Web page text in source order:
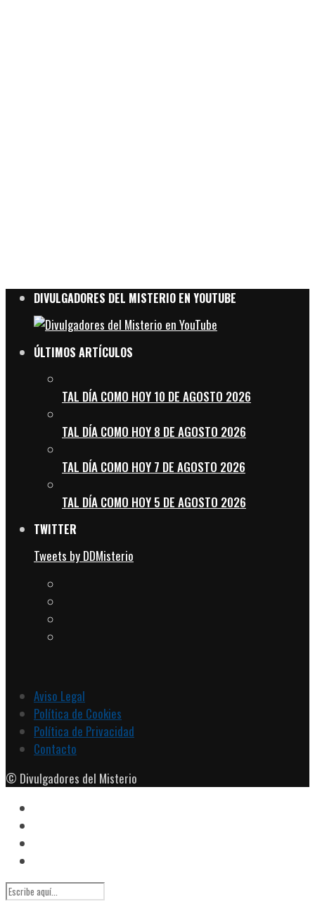
DIVULGADORES DEL MISTERIO EN YOUTUBE
ÚLTIMOS ARTÍCULOS
TAL DÍA COMO HOY 10 DE AGOSTO 2026
TAL DÍA COMO HOY 8 DE AGOSTO 2026
TAL DÍA COMO HOY 7 DE AGOSTO 2026
TAL DÍA COMO HOY 5 DE AGOSTO 2026
TWITTER
Tweets by DDMisterio
Aviso Legal
Política de Cookies
Política de Privacidad
Contacto
© Divulgadores del Misterio